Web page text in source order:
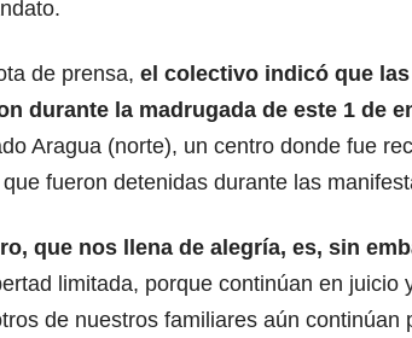
de prensa, el colectivo indicó que
durante la madrugada de este 1 de
Aragua (norte), un centro donde fue
fueron detenidas durante las
que nos llena de alegría, es, sin
limitada, porque continúan en juicio
de nuestros familiares aún continúan